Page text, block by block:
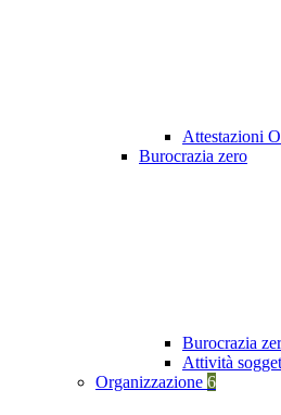
Attestazioni
Burocrazia zero
Burocrazia
Attività
Organizzazione 6